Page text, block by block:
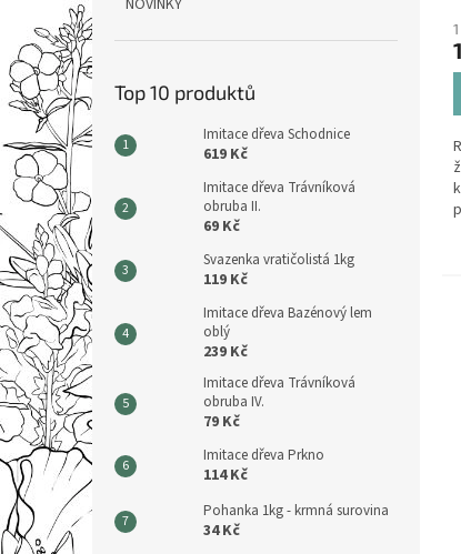
NOVINKY
Top 10 produktů
Imitace dřeva Schodnice
619 Kč
Imitace dřeva Trávníková
obruba II.
69 Kč
Svazenka vratičolistá 1kg
119 Kč
Imitace dřeva Bazénový lem
oblý
239 Kč
Imitace dřeva Trávníková
obruba IV.
79 Kč
Imitace dřeva Prkno
114 Kč
Pohanka 1kg - krmná surovina
34 Kč